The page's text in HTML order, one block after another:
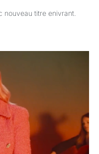
nouveau titre enivrant.